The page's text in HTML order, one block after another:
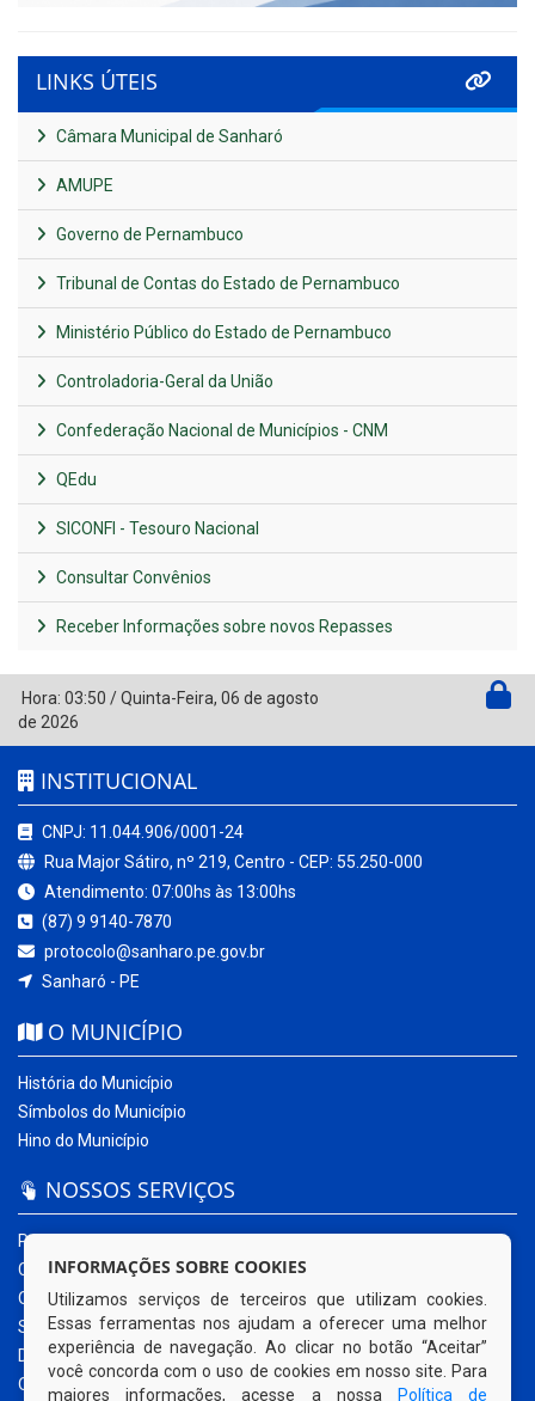
LINKS ÚTEIS
Câmara Municipal de Sanharó
AMUPE
Governo de Pernambuco
Tribunal de Contas do Estado de Pernambuco
Ministério Público do Estado de Pernambuco
Controladoria-Geral da União
Confederação Nacional de Municípios - CNM
QEdu
SICONFI - Tesouro Nacional
Consultar Convênios
Receber Informações sobre novos Repasses
Hora: 03:50 /Quinta-Feira, 06 de agosto
de 2026
INSTITUCIONAL
CNPJ: 11.044.906/0001-24
Rua Major Sátiro, nº 219, Centro - CEP: 55.250-000
Atendimento: 07:00hs às 13:00hs
(87) 9 9140-7870
protocolo@sanharo.pe.gov.br
Sanharó - PE
O MUNICÍPIO
História do Município
Símbolos do Município
Hino do Município
NOSSOS SERVIÇOS
Portal da Transparência
Carta de Serviços ao Usuário
Ouvidoria Municipal
Sistema Eletrônico – e-SIC
Diário Oficial
Quadro de Avisos
INFORMAÇÕES SOBRE COOKIES
Utilizamos serviços de terceiros que utilizam cookies.
Essas ferramentas nos ajudam a oferecer uma melhor
experiência de navegação. Ao clicar no botão “Aceitar”
você concorda com o uso de cookies em nosso site. Para
maiores informações, acesse a nossa
Política de